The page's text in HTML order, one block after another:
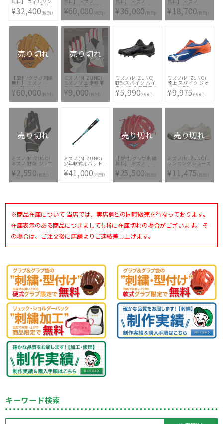
(Wilson) 軟式グラ
ブ Wannabe Hero
DUAL 内野手用
け無料 軟式グラブ
のみ)]
¥32,400(税別)
(MIZUNO) BSSシ
ョップ限定 ミズノ
プロ 硬式グラブ ス
ポコバオリジナル
1AJGH8735580-9
[ 型付け無料 硬式グ
ラブ刺繍2ヶ所無料
(単色のみ)※縁取
り・影付きの場合、
1ヶ所+3300円(税
込)]
¥60,000(税別)
(MIZUNO) ミズノ
プロ 軟式グラブ
BSSショップ限定
宮城モデル
所無料(単色のみ)]
¥36,000(税別)
(MIZUNO) グロー
バルエリート 軟式
グラブ 限定モデル
Hselection SIGNA
(単色のみ)]
¥18,700(税別)
売り切れ
【型付/グラブ刺繍
無料】 ミズノ
(MIZUNO) ミズノ
プロ 硬式グラブ
BSSショップ限定モ
デル CRAFTED
Edition
1AJGH25013-542
[ 型付け無料 硬式グ
ラブ刺繍2ヶ所無料
(単色のみ)※縁取
り・影付きの場合、
1ヶ所+3300円(税
¥60,000(税別)
売り切れ
ミズノ(MIZUNO)
ミズノプロ 走塁用
手袋 両手用
¥9,000(税別)
ミズノ(MIZUNO)
野球スパイク ハイ
スト IQ 金具固定式
11GM1663-00
¥5,990(税別)
ミズノ(MIZUNO)
陸上 スパイク ジオ
バーサス2
U1GA1915-01
¥9,975 (税別)
売り切れ
ミズノ(MIZUNO)
ミズノ 野球 ジュニ
ア バッティンググ
ローブ ウィルドラ
イブ レッド (両手
用) 1EJEY24009
¥2,550(税別)
ミズノ(MIZUNO)
少年軟式用バット
ビヨンドマックスレ
ガシー トップ FRP
製 1CJBYA0178-25
¥41,000(税別)
売り切れ
【型付/グラブ刺繍
無料】 ミズノ
(MIZUNO) 軟式グ
ラブ グローバルエ
リート HSelection
インフィニティ 限
ラブ刺繍2ヶ所無料
¥25,500(税別)
売り切れ
ミズノ(MIZUNO)
ランニングシューズ
ウエーブライダー
27 SW
J1GC230406
¥11,475(税別)
※商品在庫について 当店では、実店舗との同時販売を行なっております。
在庫表示のある商品につきましても稀に在庫切れの場合がございます。 そ
の場合は、ご注文後に店舗よりご連絡差し上げます。
キーワード検索